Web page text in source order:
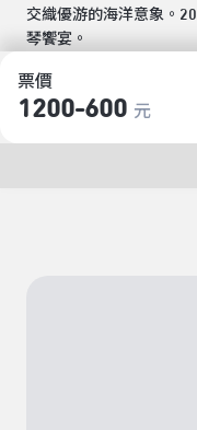
票價
1200-600 元
交織優游的海洋意象。
琴饗宴。